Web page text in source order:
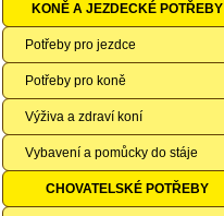
KONĚ A JEZDECKÉ POTŘEBY
Potřeby pro jezdce
Potřeby pro koně
Výživa a zdraví koní
Vybavení a pomůcky do stáje
CHOVATELSKÉ POTŘEBY